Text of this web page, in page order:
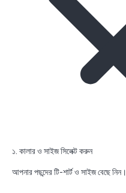
১. কালার ও সাইজ সিলেক্ট করুন
আপনার পছন্দের টি-শার্ট ও সাইজ বেছে নিন।